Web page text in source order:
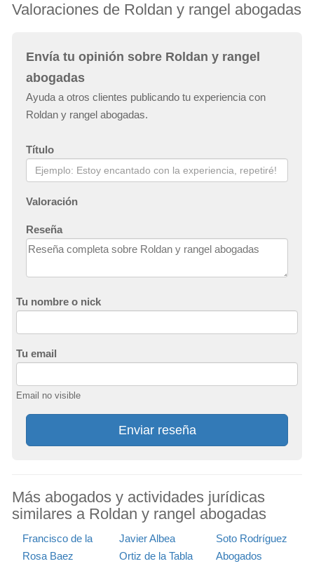
Valoraciones de Roldan y rangel abogadas
Envía tu opinión sobre Roldan y rangel
abogadas
Ayuda a otros clientes publicando tu experiencia con
Roldan y rangel abogadas.
Título
Valoración
Reseña
Tu nombre o nick
Tu email
Email no visible
Enviar reseña
Más abogados y actividades jurídicas
similares a Roldan y rangel abogadas
Francisco de la
Rosa Baez
Javier Albea
Ortiz de la Tabla
Soto Rodríguez
Abogados